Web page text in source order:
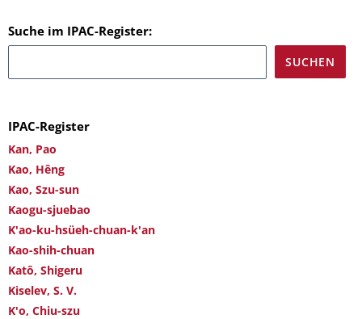
Suche im IPAC-Register:
IPAC-Register
Kan, Pao
Kao, Hêng
Kao, Szu-sun
Kaogu-sjuebao
K'ao-ku-hsüeh-chuan-k'an
Kao-shih-chuan
Katô, Shigeru
Kiselev, S. V.
K'o, Chiu-szu